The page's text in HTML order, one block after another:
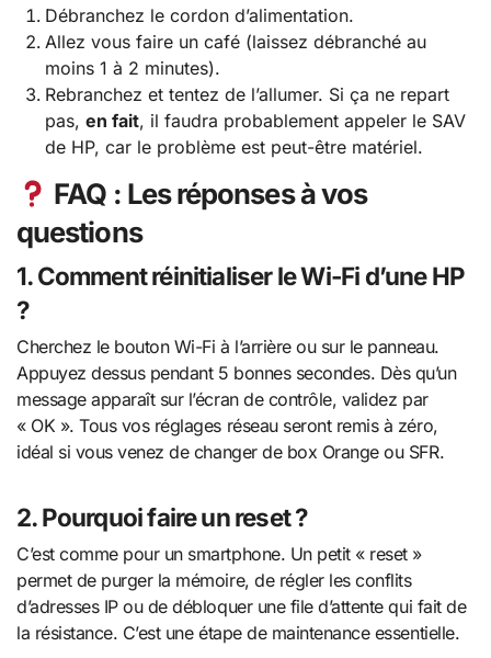
Débranchez le cordon d’alimentation.
Allez vous faire un café (laissez débranché au
moins 1 à 2 minutes).
Rebranchez et tentez de l’allumer. Si ça ne repart
pas, en fait, il faudra probablement appeler le SAV
de HP, car le problème est peut-être matériel.
FAQ : Les réponses à vos
questions
1. Comment réinitialiser le Wi-Fi d’une HP
?
Cherchez le bouton Wi-Fi à l’arrière ou sur le panneau.
Appuyez dessus pendant 5 bonnes secondes. Dès qu’un
message apparaît sur l’écran de contrôle, validez par
« OK ». Tous vos réglages réseau seront remis à zéro,
idéal si vous venez de changer de box Orange ou SFR.
2. Pourquoi faire un reset ?
C’est comme pour un smartphone. Un petit « reset »
permet de purger la mémoire, de régler les conflits
d’adresses IP ou de débloquer une file d’attente qui fait de
la résistance. C’est une étape de maintenance essentielle.